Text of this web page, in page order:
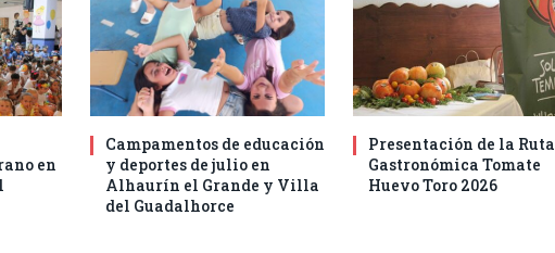
en
Campamentos de educación
y deportes de julio en
Alhaurín el Grande y Villa
del Guadalhorce
Presentación de la Ruta
Gastronómica Tomate
Huevo Toro 2026